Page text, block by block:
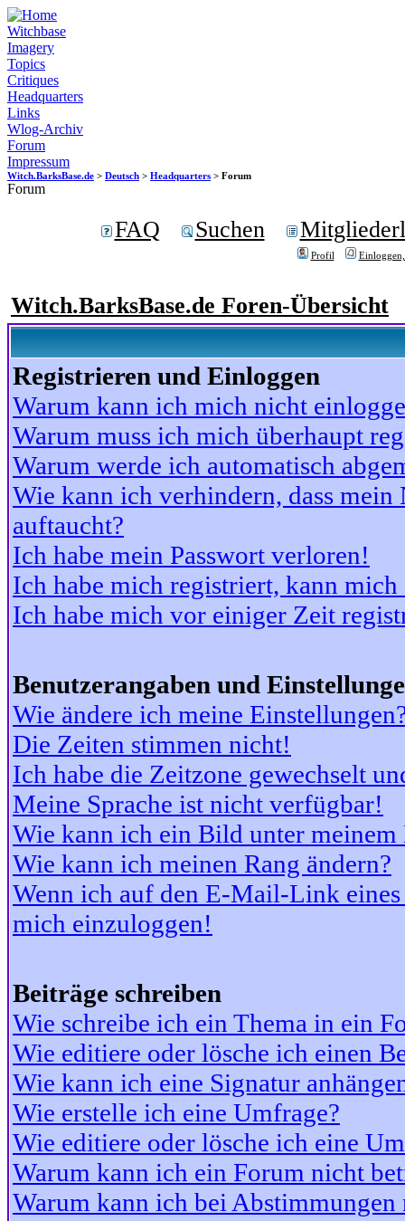
Witchbase
Imagery
Topics
Critiques
Headquarters
Links
Wlog-Archiv
Forum
Impressum
Witch.BarksBase.de > Deutsch > Headquarters > Forum
Forum
FAQ Suchen
Profil
Witch.BarksBase.de Foren-Übersicht
Registrieren und Einloggen
Warum kann ich mich nicht
Warum muss ich mich überhaupt
Warum werde ich automatisch
Wie kann ich verhindern, dass
auftaucht?
Ich habe mein Passwort verloren!
Ich habe mich registriert, kann
Ich habe mich vor einiger Zeit
Benutzerangaben und
Wie ändere ich meine
Die Zeiten stimmen nicht!
Ich habe die Zeitzone gewechselt
Meine Sprache ist nicht verfügbar!
Wie kann ich ein Bild unter meinem
Wie kann ich meinen Rang ändern?
Wenn ich auf den E-Mail-Link
mich einzuloggen!
Beiträge schreiben
Wie schreibe ich ein Thema in ein
Wie editiere oder lösche ich einen
Wie kann ich eine Signatur
Wie erstelle ich eine Umfrage?
Wie editiere oder lösche ich eine
Warum kann ich ein Forum nicht
Warum kann ich bei